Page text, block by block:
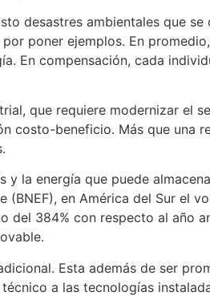
desastres ambientales que
poner ejemplos. En
En compensación, cada
que requiere modernizar el
costo-beneficio. Más que una
la energía que puede
en América del Sur el
384% con respecto al año
Esta además de ser
a las tecnologías